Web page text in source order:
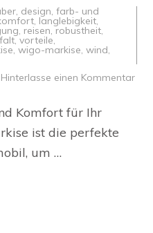
design farb- und
langlebigkeit
reisen ,robustheit
,vorteile
wigo-markise wind
Hinterlasse einen Kommentarzu
Komfort für Ihr
ist die perfekte
um …